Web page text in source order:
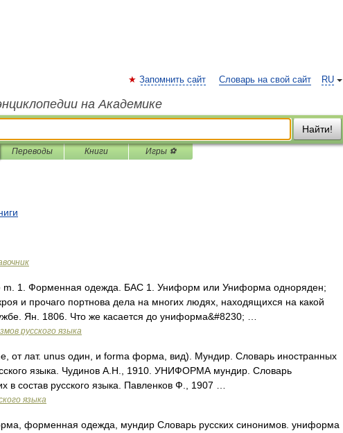
RU
Запомнить сайт Словарь на свой сайт
на Академике
Найти!
Переводы Книги Игры ⚽
1. Форменная одежда. БАС 1. Униформ или Униформа одноряден;
и прочаго портнова дела на многих людях, находящихся на какой
Ян. 1806. Что же касается до униформа&#8230; …
русского языка
от лат. unus один, и forma форма, вид). Мундир. Словарь иностранных
языка. Чудинов А.Н., 1910. УНИФОРМА мундир. Словарь
в состав русского языка. Павленков Ф., 1907 …
языка
форменная одежда, мундир Словарь русских синонимов. униформа